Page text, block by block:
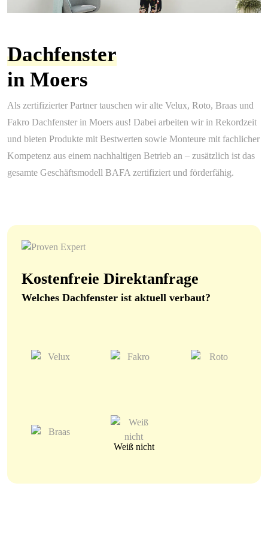
Dachfenster
in Moers
Als zertifizierter Partner tauschen wir alte Velux, Roto, Braas und
Fakro Dachfenster in Moers aus! Dabei arbeiten wir in Rekordzeit
und bieten Produkte mit Bestwerten sowie Monteure mit fachlicher
Kompetenz aus einem nachhaltigen Betrieb an – zusätzlich ist das
gesamte Geschäftsmodell BAFA zertifiziert und förderfähig.
Kostenfreie Direktanfrage
Welches Dachfenster ist aktuell verbaut?
Weiß nicht